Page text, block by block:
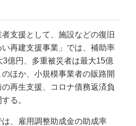
支援として、施設などの復旧
再建支援事業」では、補助率
3億円、多重被災者は最大15億
ほか、小規模事業者の販路開
再生支援、コロナ債務返済負
る。
、雇用調整助成金の助成率